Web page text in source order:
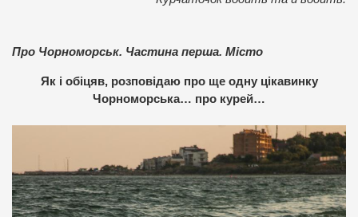
Про Чорноморськ. Частина перша. Місто
Як і обіцяв, розповідаю про ще одну цікавинку
Чорноморська… про курей…